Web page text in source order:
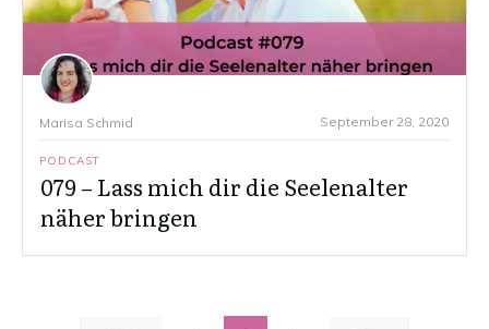
Marisa Schmid September 28, 2020
PODCAST
079 – Lass mich dir die Seelenalter
näher bringen